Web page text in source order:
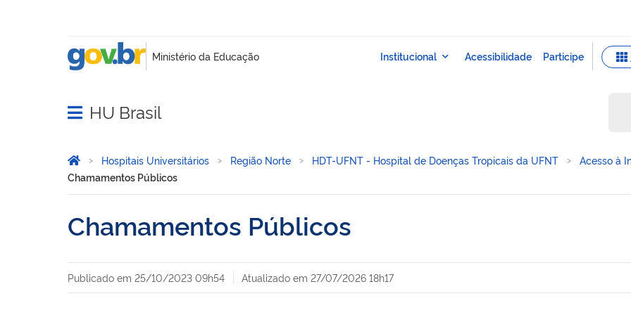
Abrir menu principal de navegação
HU Brasil
Você está aqui:
Página Inicial
Hospitais Universitários Região Norte HDT-UFNT - Hospital de Doenças Tropicais da UFNT Acesso à
Chamamentos Públicos
Chamamentos Públicos
Publicado em 25/10/2023 09h54 Atualizado em 27/07/2026 18h17